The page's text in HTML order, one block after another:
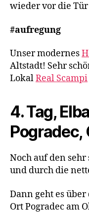
wieder vor die
#aufregung
Unser modernes
Altstadt! Sehr
LokalReal Scampi
4. Tag,
Pogradec,
Noch auf den
und durch die
Dann geht es
Ort Pogradec am